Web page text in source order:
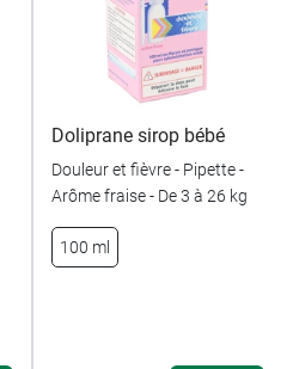
Doliprane sirop bébé
Douleur et fièvre - Pipette -
Arôme fraise - De 3 à 26 kg
100 ml